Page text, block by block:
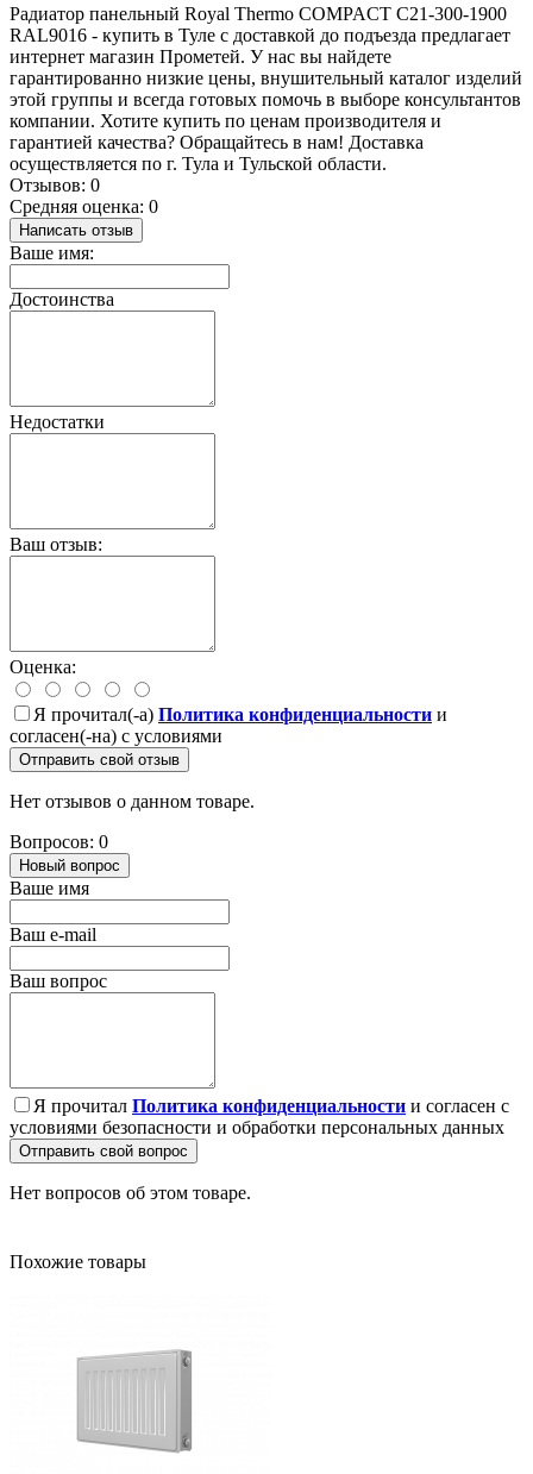
Радиатор панельный Royal Thermo COMPACT C21-300-1900
RAL9016 - купить в Туле с доставкой до подъезда предлагает
интернет магазин Прометей. У нас вы найдете
гарантированно низкие цены, внушительный каталог изделий
этой группы и всегда готовых помочь в выборе консультантов
компании. Хотите купить по ценам производителя и
гарантией качества? Обращайтесь в нам! Доставка
осуществляется по г. Тула и Тульской области.
Отзывов: 0
Средняя оценка: 0
Написать отзыв
Ваше имя:
Достоинства
Недостатки
Ваш отзыв:
Оценка:
Я прочитал(-а) Политика конфиденциальности и
согласен(-на) с условиями
Отправить свой отзыв
Нет отзывов о данном товаре.
Вопросов: 0
Новый вопрос
Ваше имя
Ваш e-mail
Ваш вопрос
Я прочитал Политика конфиденциальности и согласен с
условиями безопасности и обработки персональных данных
Отправить свой вопрос
Нет вопросов об этом товаре.
Похожие товары